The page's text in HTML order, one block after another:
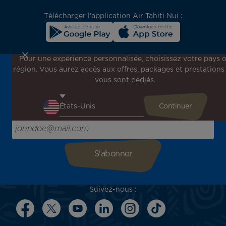
Télécharger l'application Air Tahiti Nui :
Inscrivez-vous à notre newsletter !
Recevez en avant-première toutes nos offres spéciales et
l'inspiration pour votre prochain voyage !
Saisissez votre adresse e-mail ici
Suivez-nous :
Pour une expérience personnalisée, choisissez votre pays
région. Vous aurez accès aux offres, packages et prestations
vous sont dédiés.